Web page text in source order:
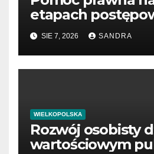
etapach
SIE 7, 2026 SANDRA
WIELKOPOLSKA
Rozwój osobisty
wartościowym